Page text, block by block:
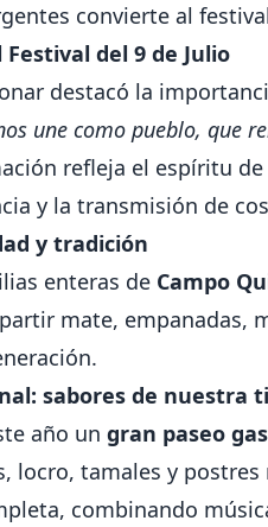
convierte al
del 9 de Julio
destacó la
une como pueblo, que
refleja el espíritu
y la transmisión de
y tradición
enteras de Campo
mate, empanadas,
sabores de nuestra
año un gran paseo
locro, tamales y
combinando